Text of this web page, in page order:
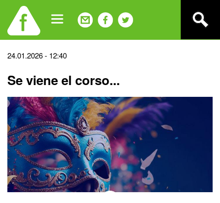
navigation
Back
top
24.01.2026 - 12:40
Se viene el corso...